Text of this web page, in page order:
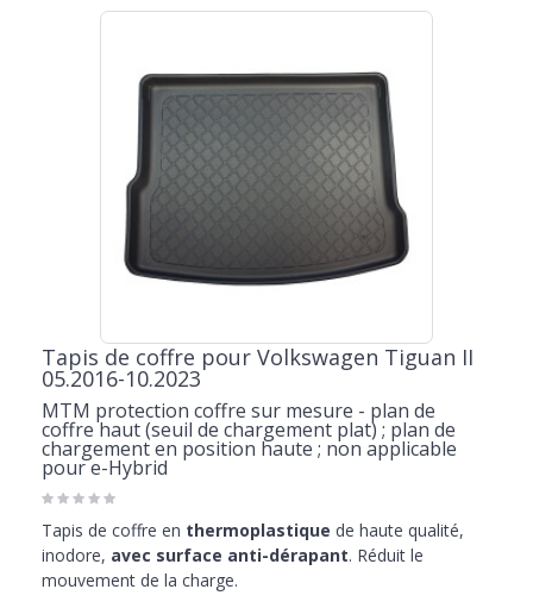
Tapis de coffre pour Volkswagen Tiguan II
05.2016-10.2023
MTM protection coffre sur mesure - plan de
coffre haut (seuil de chargement plat) ; plan de
chargement en position haute ; non applicable
pour e-Hybrid
Tapis de coffre en thermoplastique de haute qualité,
inodore, avec surface anti-dérapant. Réduit le
mouvement de la charge.